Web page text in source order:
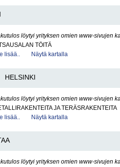
löytyi yrityksen omien www-sivujen
TÖITÄ
lisää..
Näytä kartalla
HELSINKI
löytyi yrityksen omien www-sivujen
JA TERÄSRAKENTEITA
lisää..
Näytä kartalla
löytyi yrityksen omien www-sivujen